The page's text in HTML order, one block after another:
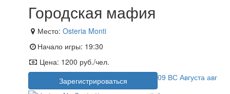
Городская мафия
Место: Osteria Monti
Начало игры: 19:30
Цена: 1200 руб./чел.
Зарегистрироваться
09 ВС Августа авг